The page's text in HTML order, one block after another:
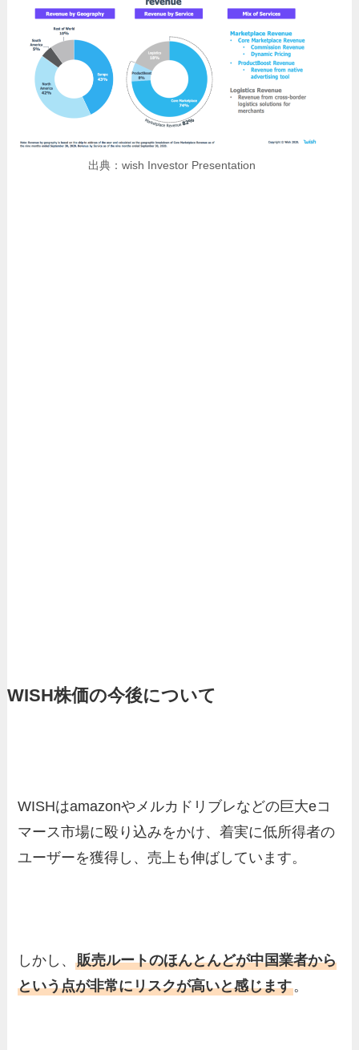
出典：wish Investor Presentation
WISH株価の今後について
WISHはamazonやメルカドリブレなどの巨大eコ
マース市場に殴り込みをかけ、着実に低所得者の
ユーザーを獲得し、売上も伸ばしています。
しかし、販売ルートのほんとんどが中国業者から
という点が非常にリスクが高いと感じます。